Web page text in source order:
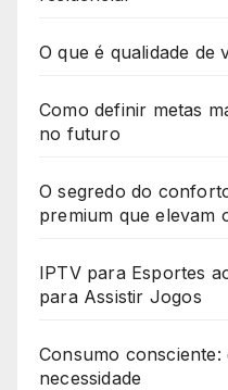
O que é qualidade de
Como definir metas
no futuro
O segredo do
premium que elevam
IPTV para Esportes
para Assistir Jogos
Consumo
necessidade